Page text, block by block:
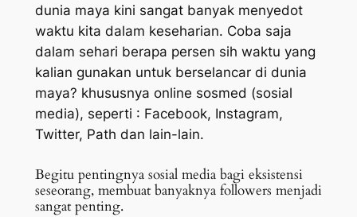
dunia maya kini sangat banyak menyedot
waktu kita dalam keseharian. Coba saja
dalam sehari berapa persen sih waktu yang
kalian gunakan untuk berselancar di dunia
maya? khususnya online sosmed (sosial
media), seperti : Facebook, Instagram,
Twitter, Path dan lain-lain.
Begitu pentingnya sosial media bagi eksistensi
seseorang, membuat banyaknya followers menjadi
sangat penting.